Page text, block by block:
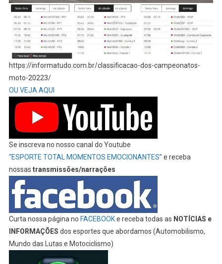
https://informatudo.com.br/classificacao-dos-campeonatos-
moto-20223/
OU VEJA AQUI
Se inscreva no nosso canal do Youtube
“ESPORTE TOTAL MOMENTOS EMOCIONANTES” e receba
nossas transmissões/narrações
Curta nossa página no FACEBOOKe receba todas as NOTÍCIAS e
INFORMAÇÕES dos esportes que abordamos (Automobilismo,
Mundo das Lutas e Motociclismo)